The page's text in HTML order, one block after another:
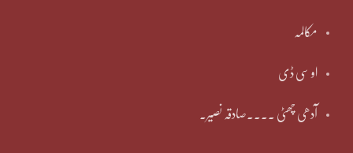
مکالمہ
او سی ڈی
آدھی چھٹی ۔۔۔۔صادقہ نصیر۔